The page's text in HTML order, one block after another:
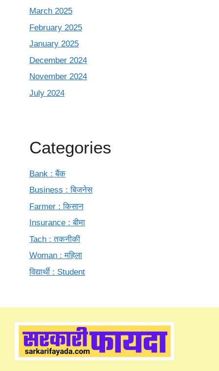
March 2025
February 2025
January 2025
December 2024
November 2024
July 2024
Categories
Bank : बैंक
Business : बिजनेस
Farmer : किसान
Insurance : बीमा
Tach : तकनीकी
Woman : महिला
विद्यार्थी : Student